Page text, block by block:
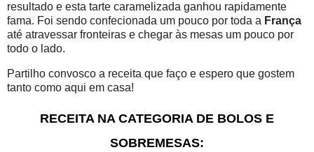
resultado e esta tarte caramelizada ganhou rapidamente
fama. Foi sendo confecionada um pouco por toda a França
até atravessar fronteiras e chegar às mesas um pouco por
todo o lado.
Partilho convosco a receita que faço e espero que gostem
tanto como aqui em casa!
RECEITA NA CATEGORIA DE BOLOS E
SOBREMESAS: